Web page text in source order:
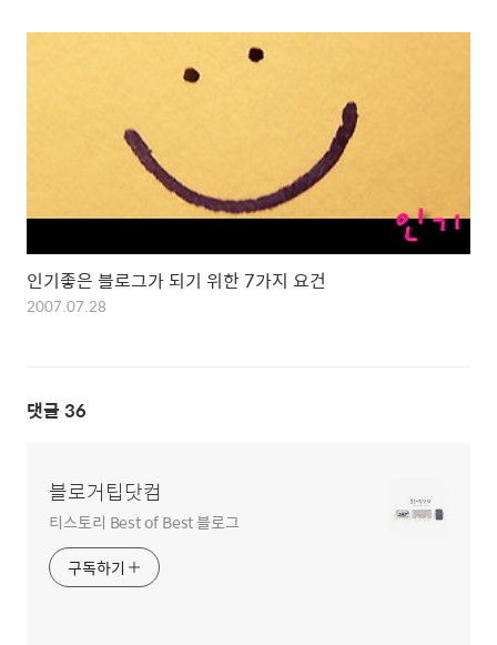
인기좋은 블로그가 되기 위한 7가지 요건
2007.07.28
댓글 36
블로거팁닷컴
티스토리 Best of Best 블로그
구독하기